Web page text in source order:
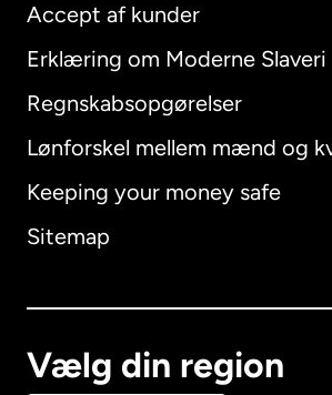
Accept af kunder
Erklæring om Moderne Slaveri
Regnskabsopgørelser
Lønforskel mellem mænd og
Keeping your money safe
Sitemap
Vælg din region
International English
Australien